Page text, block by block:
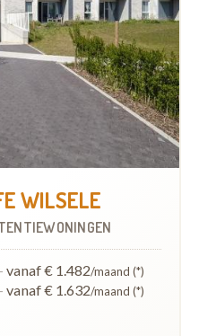
WILSELE
vanaf € 1.482/maand (*)
vanaf € 1.632/maand (*)